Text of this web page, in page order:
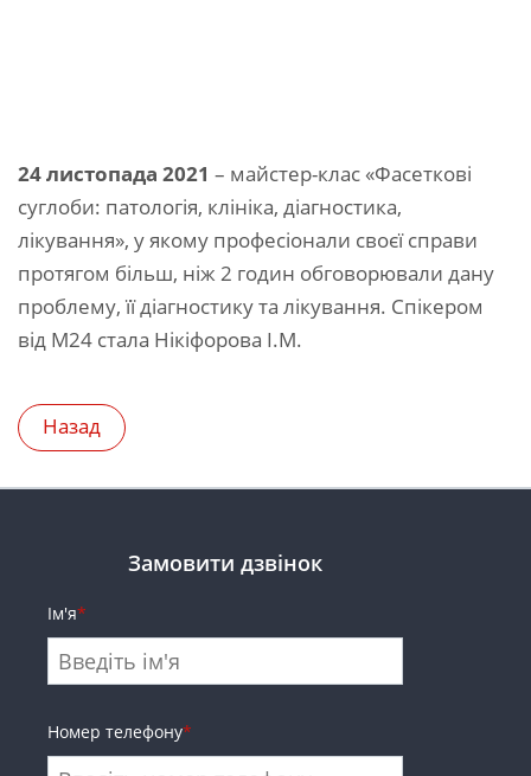
24 листопада 2021 – майстер-клас «Фасеткові
суглоби: патологія, клініка, діагностика,
лікування», у якому професіонали своєї справи
протягом більш, ніж 2 годин обговорювали дану
проблему, її діагностику та лікування. Спікером
від М24 стала Нікіфорова І.М.
Назад
Замовити дзвінок
Ім'я*
Номер телефону*